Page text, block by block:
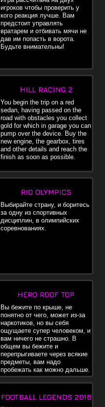
игроков чтобы проверить у
кого реакция лучше. Вам
предстоит управлять
вратарем и отбивать мячи не
дав им попасть в ворота.
Будьте внимательны!
HILL RACING 2
You begin the trip on a red
sedan, having passed on the
road with obstacles you collect
gold for which in garage you can
pump over the device. Buy the
new engine, the gearbox, tires
and other details and reach the
finish as soon as possible.
RIO OLYMPICS
Выбирайте страну, и боритесь
за одну из спортивных
дисциплин, в олимпийских
соревнованиях.
HERO ROOF TOP
Вы бежите по крыше, не
понятно от чего, может из-за
наркотиков, но вы себя
ощущаете супер человеком, и
вам ничего не страшно. В
общем вы бежите и
перепрыгиваете через всякие
предметы, вам надо
пробежать как можно дальше.
FOOTBALL LEGENDS 2016